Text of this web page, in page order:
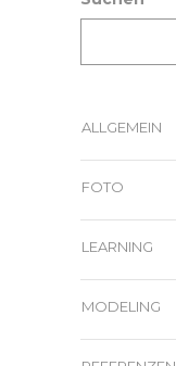
ALLGEMEIN
FOTO
LEARNING
MODELING